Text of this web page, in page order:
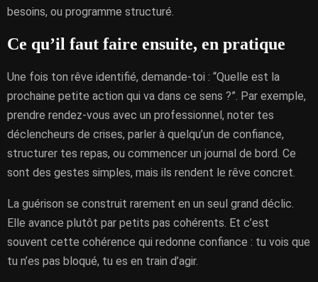
besoins, ou programme structuré.
Ce qu’il faut faire ensuite, en pratique
Une fois ton rêve identifié, demande-toi : “Quelle est la
prochaine petite action qui va dans ce sens ?”. Par exemple,
prendre rendez-vous avec un professionnel, noter tes
déclencheurs de crises, parler à quelqu’un de confiance,
structurer tes repas, ou commencer un journal de bord. Ce
sont des gestes simples, mais ils rendent le rêve concret.
La guérison se construit rarement en un seul grand déclic.
Elle avance plutôt par petits pas cohérents. Et c’est
souvent cette cohérence qui redonne confiance : tu vois que
tu n’es pas bloqué, tu es en train d’agir.